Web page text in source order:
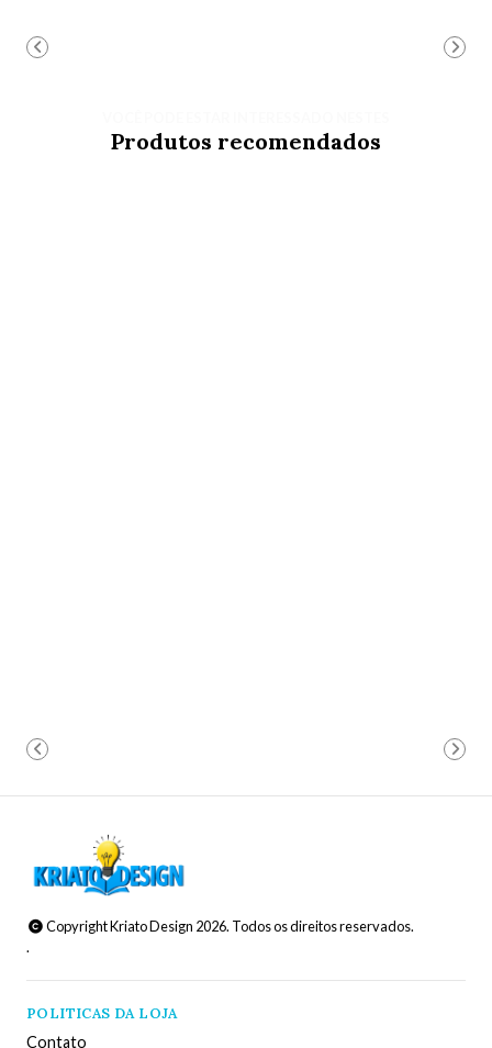
Produtos recomendados
Copyright Kriato Design 2026. Todos os direitos reservados.
.
POLITICAS DA LOJA
Contato